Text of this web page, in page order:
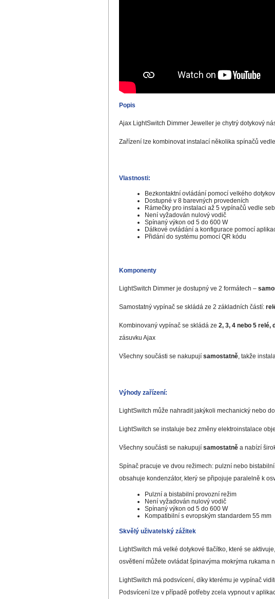
Popis
Ajax LightSwitch Dimmer Jeweller je chytrý dotykový
Zařízení lze kombinovat instalací několika spínačů
Vlastnosti:
Bezkontaktní ovládání pomocí velkého
Dostupné v 8 barevných provedeních
Rámečky pro instalaci až 5 vypínačů vedle
Není vyžadován nulový vodič
Spínaný výkon od 5 do 600 W
Dálkové ovládání a konfigurace pomocí
Přidání do systému pomocí QR kódu
Komponenty
LightSwitch Dimmer je dostupný ve 2 formátech –
Samostatný vypínač se skládá ze 2 základních částí:
Kombinovaný vypínač se skládá ze 2, 3, 4 nebo 5
zásuvku Ajax
Všechny součásti se nakupují samostatně, takže
Výhody zařízení:
LightSwitch může nahradit jakýkoli mechanický nebo
LightSwitch se instaluje bez změny elektroinstalace
Všechny součásti se nakupují samostatněa nabízí
Spínač pracuje ve dvou režimech: pulzní nebo
obsahuje kondenzátor, který se připojuje paralelně k
Pulzní a bistabilní provozní režim
Není vyžadován nulový vodič
Spínaný výkon od 5 do 600 W
Kompatibilní s evropským standardem 55 mm
Skvělý uživatelský zážitek
LightSwitch má velké dotykové tlačítko, které se
osvětlení můžete ovládat špinavýma mokrýma rukama
LightSwitch má podsvícení, díky kterému je vypínač
Podsvícení lze v případě potřeby zcela vypnout v